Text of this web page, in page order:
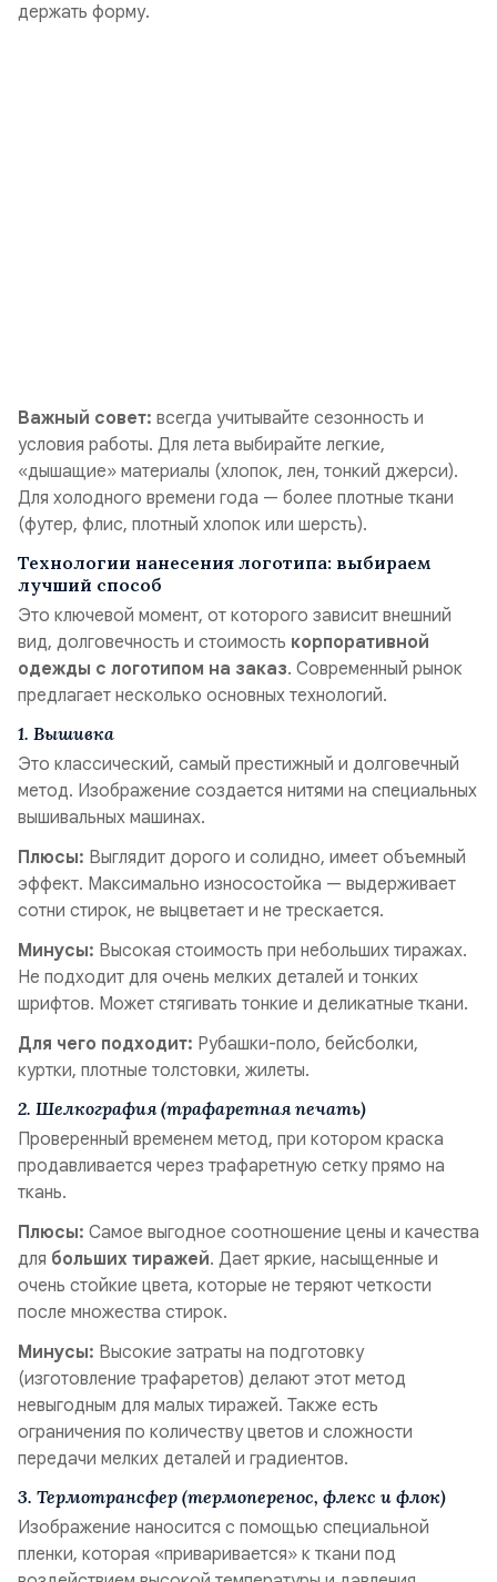
держать форму.
Важный совет: всегда учитывайте сезонность и
условия работы. Для лета выбирайте легкие,
«дышащие» материалы (хлопок, лен, тонкий джерси).
Для холодного времени года — более плотные ткани
(футер, флис, плотный хлопок или шерсть).
Технологии нанесения логотипа: выбираем
лучший способ
Это ключевой момент, от которого зависит внешний
вид, долговечность и стоимость корпоративной
одежды с логотипом на заказ. Современный рынок
предлагает несколько основных технологий.
1. Вышивка
Это классический, самый престижный и долговечный
метод. Изображение создается нитями на специальных
вышивальных машинах.
Плюсы: Выглядит дорого и солидно, имеет объемный
эффект. Максимально износостойка — выдерживает
сотни стирок, не выцветает и не трескается.
Минусы: Высокая стоимость при небольших тиражах.
Не подходит для очень мелких деталей и тонких
шрифтов. Может стягивать тонкие и деликатные ткани.
Для чего подходит: Рубашки-поло, бейсболки,
куртки, плотные толстовки, жилеты.
2. Шелкография (трафаретная печать)
Проверенный временем метод, при котором краска
продавливается через трафаретную сетку прямо на
ткань.
Плюсы: Самое выгодное соотношение цены и качества
для больших тиражей. Дает яркие, насыщенные и
очень стойкие цвета, которые не теряют четкости
после множества стирок.
Минусы: Высокие затраты на подготовку
(изготовление трафаретов) делают этот метод
невыгодным для малых тиражей. Также есть
ограничения по количеству цветов и сложности
передачи мелких деталей и градиентов.
3. Термотрансфер (термоперенос, флекс и флок)
Изображение наносится с помощью специальной
пленки, которая «приваривается» к ткани под